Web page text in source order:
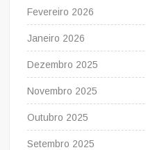
Fevereiro 2026
Janeiro 2026
Dezembro 2025
Novembro 2025
Outubro 2025
Setembro 2025